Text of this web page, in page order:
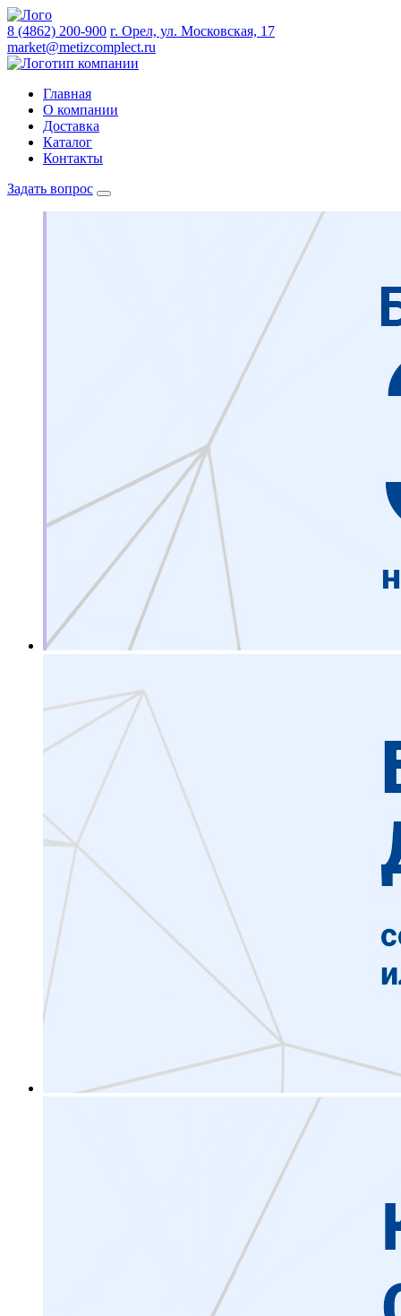
8 (4862) 200-900 г. Орел, ул. Московская, 17
market@metizcomplect.ru
Главная
О компании
Доставка
Каталог
Контакты
Задать вопрос